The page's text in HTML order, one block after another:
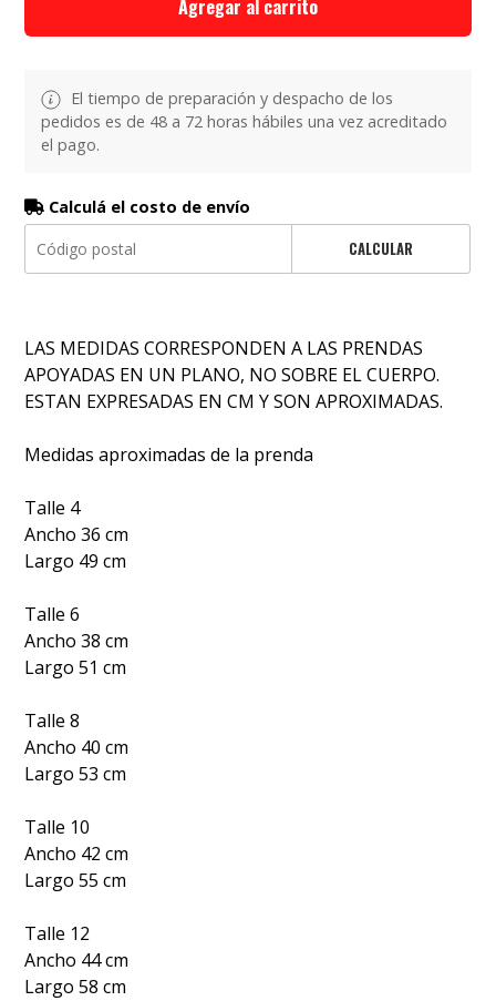
Agregar al carrito
El tiempo de preparación y despacho de los
pedidos es de 48 a 72 horas hábiles una vez acreditado
el pago.
Calculá el costo de envío
CALCULAR
LAS MEDIDAS CORRESPONDEN A LAS PRENDAS
APOYADAS EN UN PLANO, NO SOBRE EL CUERPO.
ESTAN EXPRESADAS EN CM Y SON APROXIMADAS.
Medidas aproximadas de la prenda
Talle 4
Ancho 36 cm
Largo 49 cm
Talle 6
Ancho 38 cm
Largo 51 cm
Talle 8
Ancho 40 cm
Largo 53 cm
Talle 10
Ancho 42 cm
Largo 55 cm
Talle 12
Ancho 44 cm
Largo 58 cm